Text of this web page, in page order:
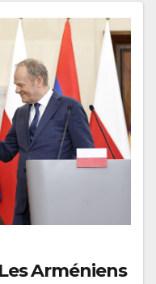
Arméniens